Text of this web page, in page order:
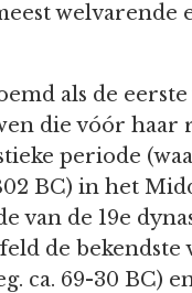
als de
die vóór haar
periode
BC) in het
van de 19e
de
ca. 69-30 BC)